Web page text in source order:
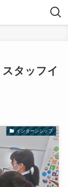
タッフイ
インターンシップ